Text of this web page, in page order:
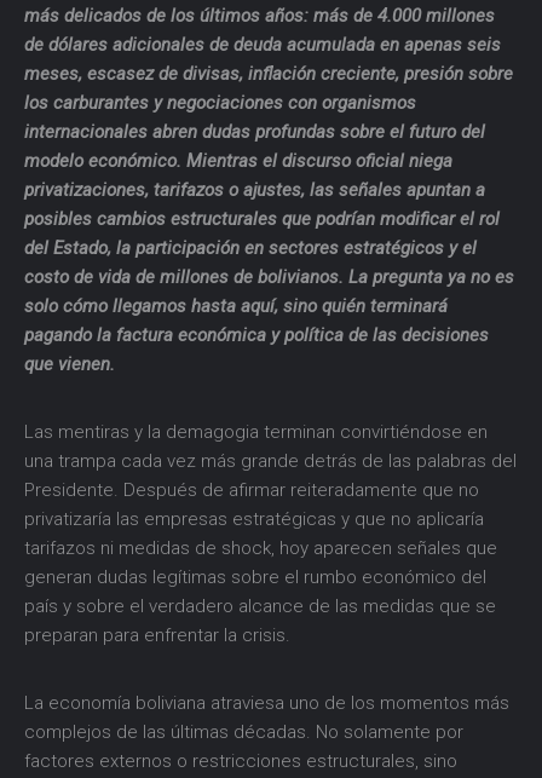
más delicados de los últimos años: más de 4.000 millones
de dólares adicionales de deuda acumulada en apenas seis
meses, escasez de divisas, inflación creciente, presión sobre
los carburantes y negociaciones con organismos
internacionales abren dudas profundas sobre el futuro del
modelo económico. Mientras el discurso oficial niega
privatizaciones, tarifazos o ajustes, las señales apuntan a
posibles cambios estructurales que podrían modificar el rol
del Estado, la participación en sectores estratégicos y el
costo de vida de millones de bolivianos. La pregunta ya no es
solo cómo llegamos hasta aquí, sino quién terminará
pagando la factura económica y política de las decisiones
que vienen.
Las mentiras y la demagogia terminan convirtiéndose en
una trampa cada vez más grande detrás de las palabras del
Presidente. Después de afirmar reiteradamente que no
privatizaría las empresas estratégicas y que no aplicaría
tarifazos ni medidas de shock, hoy aparecen señales que
generan dudas legítimas sobre el rumbo económico del
país y sobre el verdadero alcance de las medidas que se
preparan para enfrentar la crisis.
La economía boliviana atraviesa uno de los momentos más
complejos de las últimas décadas. No solamente por
factores externos o restricciones estructurales, sino